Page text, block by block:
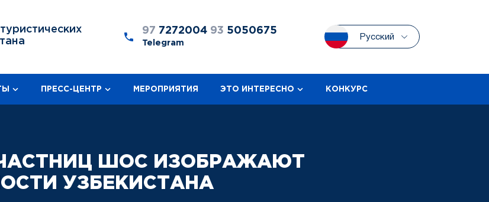
97 7272004 93 5050675
Telegram
Русский
ПРЕСС-ЦЕНТР МЕРОПРИЯТИЯ ЭТО ИНТЕРЕСНО КОНКУРС
ШОС ИЗОБРАЖАЮТ
УЗБЕКИСТАНА